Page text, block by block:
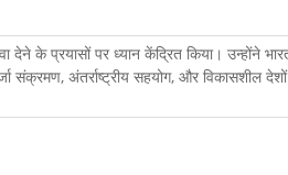
देने के प्रयासों पर ध्यान केंद्रित किया। उन्होंने
संक्रमण, अंतर्राष्ट्रीय सहयोग, और विकासशील